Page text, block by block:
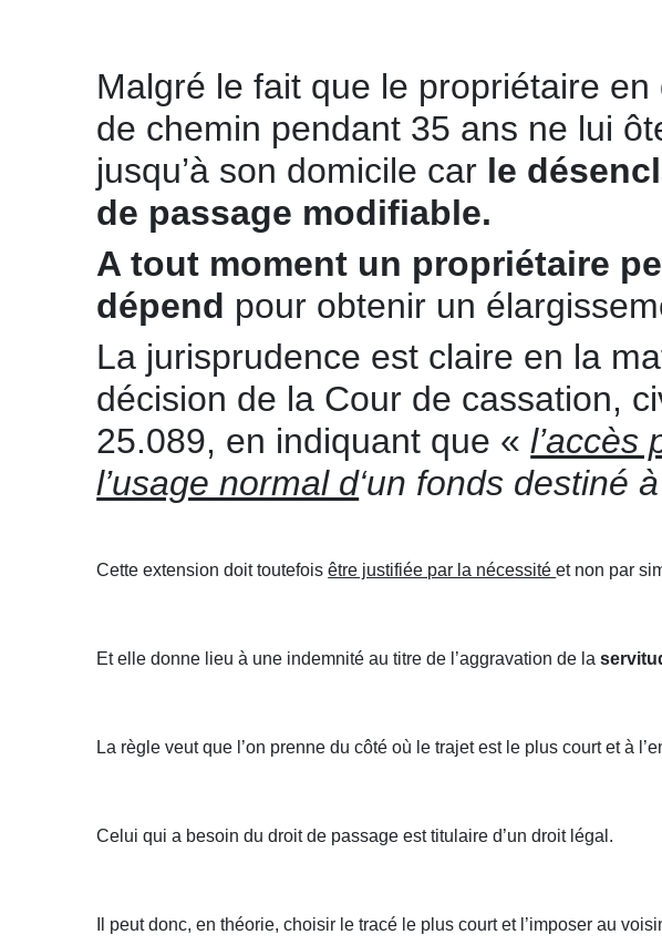
Malgré le fait que le propriétaire
de chemin pendant 35 ans ne lui
jusqu’à son domicile car le
de passage modifiable.
A tout moment un propriétaire
dépend pour obtenir un
La jurisprudence est claire en la
décision de la Cour de cassation,
25.089, en indiquant que « l’accès
l’usage normal d‘un fonds destiné
Cette extension doit toutefoisêtre justifiée par la nécessitéet non par
Et elle donne lieu à une indemnité au titre de l’aggravation de la
La règle veut que l’on prenne du côté où le trajet est le plus court et à
Celui qui a besoin du droit de passage est titulaire d’un droit légal.
Il peut donc, en théorie, choisir le tracé le plus court et l’imposer au